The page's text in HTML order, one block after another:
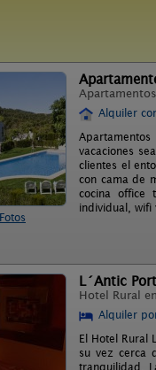
Alquiler
vacaciones
clientes el
con cama de
cocina office
individual, wifi
L´Antic
Hotel Rural en
Alquiler
El Hotel Rural
su vez cerca
tranquilidad.